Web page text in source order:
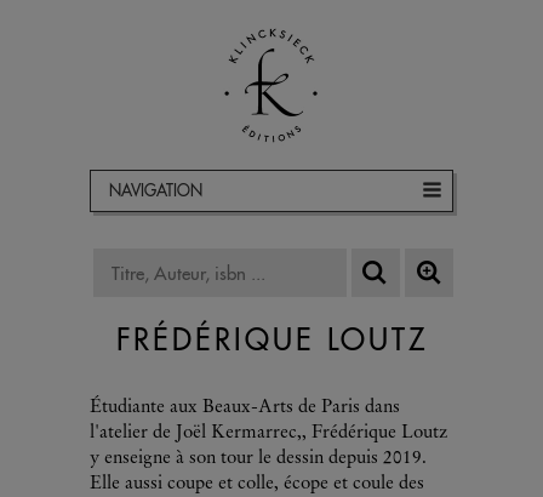
NAVIGATION
FRÉDÉRIQUE LOUTZ
Étudiante aux Beaux-Arts de Paris dans
l'atelier de Joël Kermarrec,, Frédérique Loutz
y enseigne à son tour le dessin depuis 2019.
Elle aussi coupe et colle, écope et coule des